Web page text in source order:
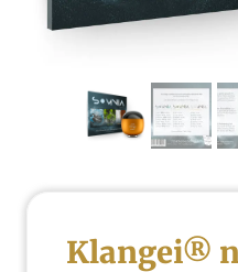
Klangei®